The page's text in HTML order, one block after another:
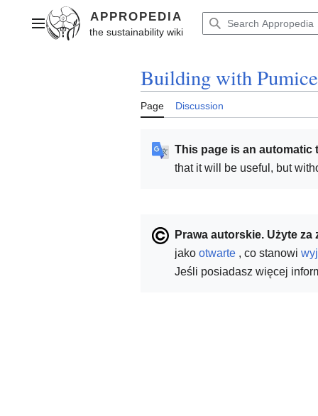
contentMain menu
Building with Pumice
Page Discussion
This page is an
that it will be useful, but
Prawa autorskie. Użyte
jako otwarte , co stanowi
Jeśli posiadasz więcej